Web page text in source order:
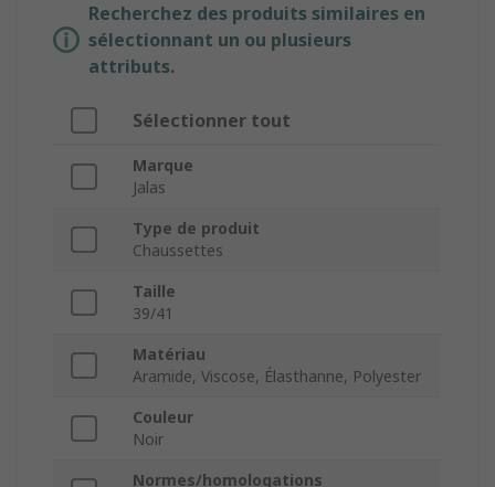
Recherchez des produits similaires en
sélectionnant un ou plusieurs
attributs.
Sélectionner tout
Marque
Jalas
Type de produit
Chaussettes
Taille
39/41
Matériau
Aramide, Viscose, Élasthanne, Polyester
Couleur
Noir
Normes/homologations